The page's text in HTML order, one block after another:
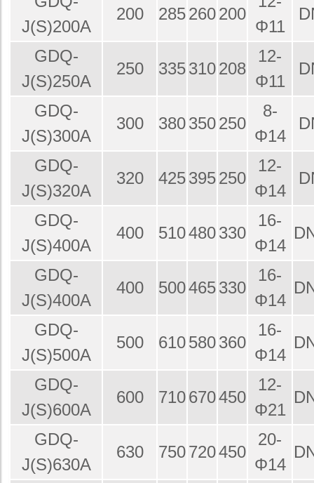
J(S)200A
200 285260200
Φ11
GDQ-
J(S)250A
250 335310208
12-
Φ11
GDQ-
J(S)300A
300 380350250
8-
Φ14
GDQ-
J(S)320A
320 425395250
12-
Φ14
GDQ-
J(S)400A
400 510480330
16-
Φ14
GDQ-
J(S)400A
400 500465330
16-
Φ14
GDQ-
J(S)500A
500 610580360
16-
Φ14
GDQ-
J(S)600A
600 710670450
12-
Φ21
GDQ-
J(S)630A
630 750720450
20-
Φ14